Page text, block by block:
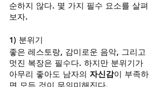
순하지 않다. 몇 가지 필수 요소를 살펴
보자.
1) 분위기
좋은 레스토랑, 감미로운 음악, 그리고
멋진 복장은 필수다. 하지만 분위기가
아무리 좋아도 남자의 자신감이 부족하